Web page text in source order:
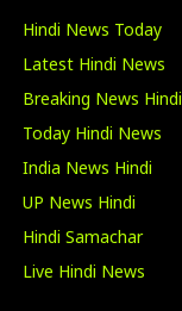
Hindi News Today
Latest Hindi News
Breaking News Hindi
Today Hindi News
India News Hindi
UP News Hindi
Hindi Samachar
Live Hindi News